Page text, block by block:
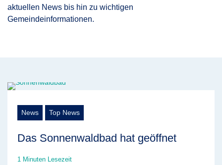
aktuellen News bis hin zu wichtigen
Gemeindeinformationen.
News Top News
Das Sonnenwaldbad hat geöffnet
1 Minuten Lesezeit